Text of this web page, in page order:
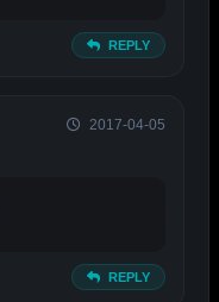
REPLY
2017-04-05
REPLY